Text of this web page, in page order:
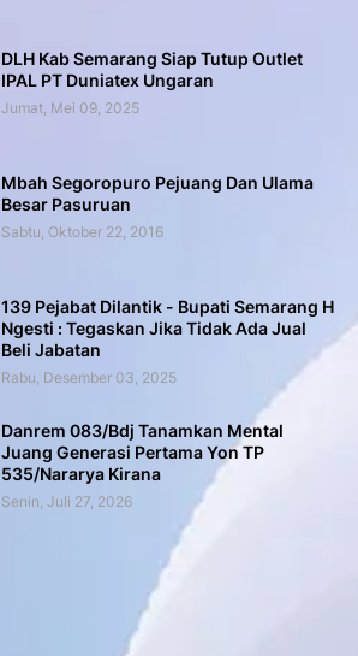
DLH Kab Semarang Siap Tutup Outlet
IPAL PT Duniatex Ungaran
Jumat, Mei 09, 2025
Mbah Segoropuro Pejuang Dan Ulama
Besar Pasuruan
Sabtu, Oktober 22, 2016
139 Pejabat Dilantik - Bupati Semarang H
Ngesti : Tegaskan Jika Tidak Ada Jual
Beli Jabatan
Rabu, Desember 03, 2025
Danrem 083/Bdj Tanamkan Mental
Juang Generasi Pertama Yon TP
535/Nararya Kirana
Senin, Juli 27, 2026